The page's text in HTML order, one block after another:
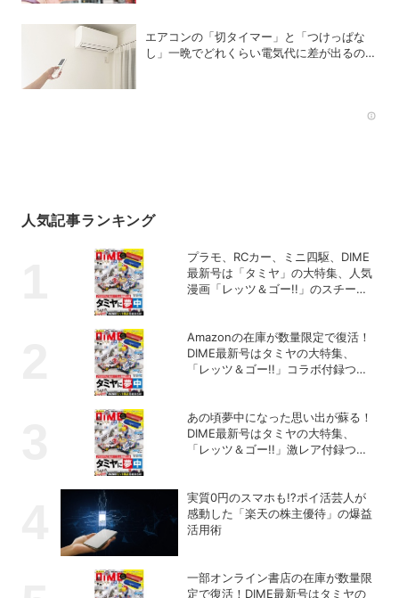
エアコンの「切タイマー」と「つけっぱな
し」一晩でどれくらい電気代に差が出るの
人気記事ランキング
プラモ、RCカー、ミニ四駆、DIME
最新号は「タミヤ」の大特集、人気
漫画「レッツ＆ゴー!!」のスチール
Amazonの在庫が数量限定で復活！
DIME最新号はタミヤの大特集、
「レッツ＆ゴー!!」コラボ付録つ
あの頃夢中になった思い出が蘇る！
DIME最新号はタミヤの大特集、
「レッツ＆ゴー!!」激レア付録つ
実質0円のスマホも!?ポイ活芸人が
感動した「楽天の株主優待」の爆益
活用術
一部オンライン書店の在庫が数量限
定で復活！DIME最新号はタミヤの